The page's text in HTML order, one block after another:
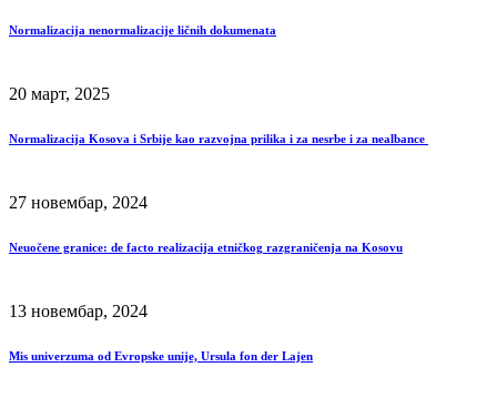
Normalizacija nenormalizacije ličnih dokumenata
20 март, 2025
Normalizacija Kosova i Srbije kao razvojna prilika i za nesrbe i za nealbance
27 новембар, 2024
Neuočene granice: de facto realizacija etničkog razgraničenja na Kosovu
13 новембар, 2024
Mis univerzuma od Evropske unije, Ursula fon der Lajen